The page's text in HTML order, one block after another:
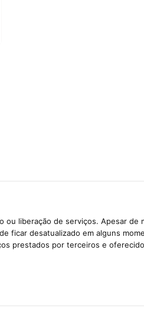
liberação de serviços. Apesar de
ficar desatualizado em alguns
prestados por terceiros e